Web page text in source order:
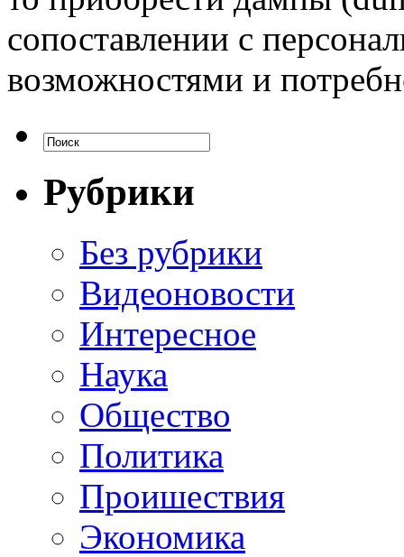
сопоставлении с
возможностями и
Рубрики
Без рубрики
Видеоновости
Интересное
Наука
Общество
Политика
Проишествия
Экономика